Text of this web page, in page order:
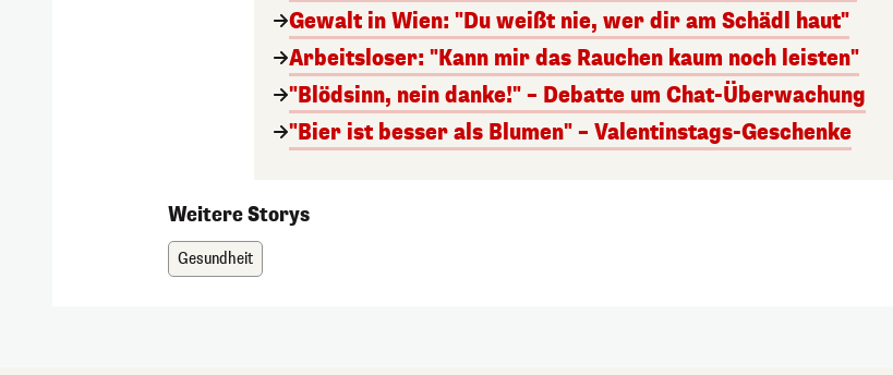
Gewalt in Wien: "Du weißt nie, wer dir am Schädl haut"
Arbeitsloser: "Kann mir das Rauchen kaum noch leisten"
"Blödsinn, nein danke!" – Debatte um Chat-Überwachung
"Bier ist besser als Blumen" – Valentinstags-Geschenke
Weitere Storys
Gesundheit